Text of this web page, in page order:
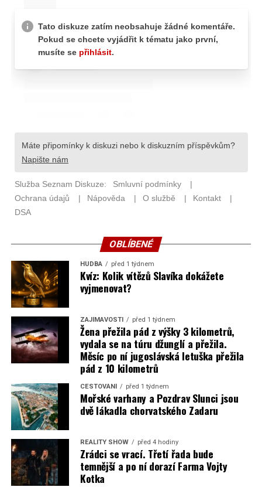
OBLÍBENÉ
HUDBA před 1 týdnem
Kvíz: Kolik vítězů Slavíka dokážete
vyjmenovat?
ZAJÍMAVOSTI před 1 týdnem
Žena přežila pád z výšky 3 kilometrů,
vydala se na túru džunglí a přežila.
Měsíc po ní jugoslávská letuška přežila
pád z 10 kilometrů
CESTOVÁNÍ před 1 týdnem
Mořské varhany a Pozdrav Slunci jsou
dvě lákadla chorvatského Zadaru
REALITY SHOW před 4 hodiny
Zrádci se vrací. Třetí řada bude
temnější a po ní dorazí Farma Vojty
Kotka